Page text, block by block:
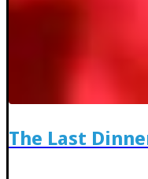
The Last